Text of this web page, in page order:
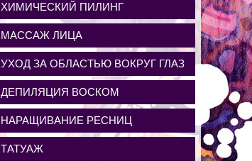
ХИМИЧЕСКИЙ ПИЛИНГ
МАССАЖ ЛИЦА
УХОД ЗА ОБЛАСТЬЮ ВОКРУГ ГЛАЗ
ДЕПИЛЯЦИЯ ВОСКОМ
НАРАЩИВАНИЕ РЕСНИЦ
ТАТУАЖ